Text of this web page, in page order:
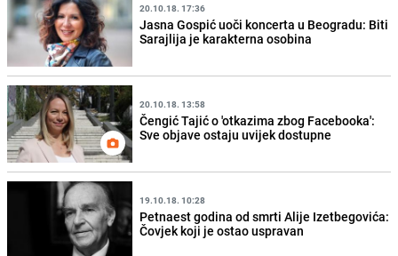
20.10.18. 17:36
Jasna Gospić uoči koncerta u Beogradu: Biti
Sarajlija je karakterna osobina
20.10.18. 13:58
Čengić Tajić o 'otkazima zbog Facebooka':
Sve objave ostaju uvijek dostupne
19.10.18. 10:28
Petnaest godina od smrti Alije Izetbegovića:
Čovjek koji je ostao uspravan